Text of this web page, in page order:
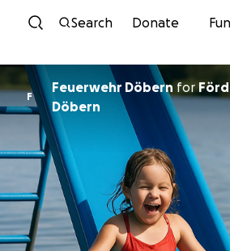
Skip to content
Search Donate
F
Feuerwehr Döbern for
Döbern